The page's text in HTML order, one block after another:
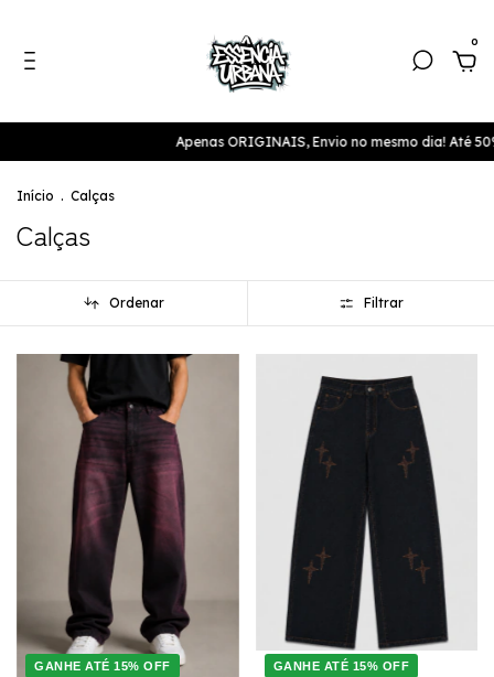
0
Apenas ORIGINAIS, Envio no mesmo dia! Até 50% de
Início . Calças
Calças
Ordenar Filtrar
GANHE ATÉ 15% OFF GANHE ATÉ 15% OFF